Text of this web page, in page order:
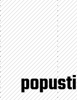
popusti